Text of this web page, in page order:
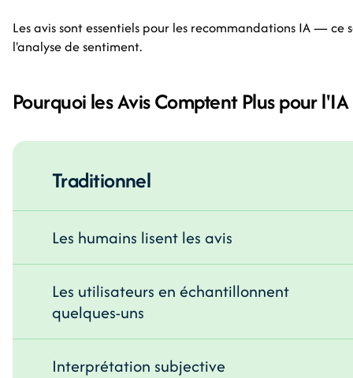
Les avis sont essentiels pour les recommandations IA —
l'analyse de sentiment.
Pourquoi les Avis Comptent Plus pour l'IA
Traditionnel
Les humains lisent les avis
Les utilisateurs en échantillonnent
quelques-uns
Interprétation subjective